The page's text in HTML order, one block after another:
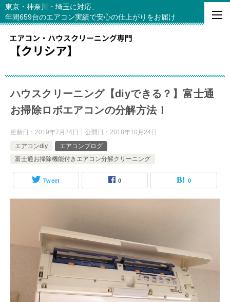
東京・神奈川・埼玉に対応、
年間659台のエアコン実績で安心の仕上がりをお届け
ハウスクリーニング【diyできる？】富士通
お掃除ロボエアコンの分解方法！
更新日： 2019年7月24日 公開日： 2018年10月24日
エアコンdiy
エアコンブログ
富士通お掃除機能付きエアコン分解クリーニング
Tweet 0 0